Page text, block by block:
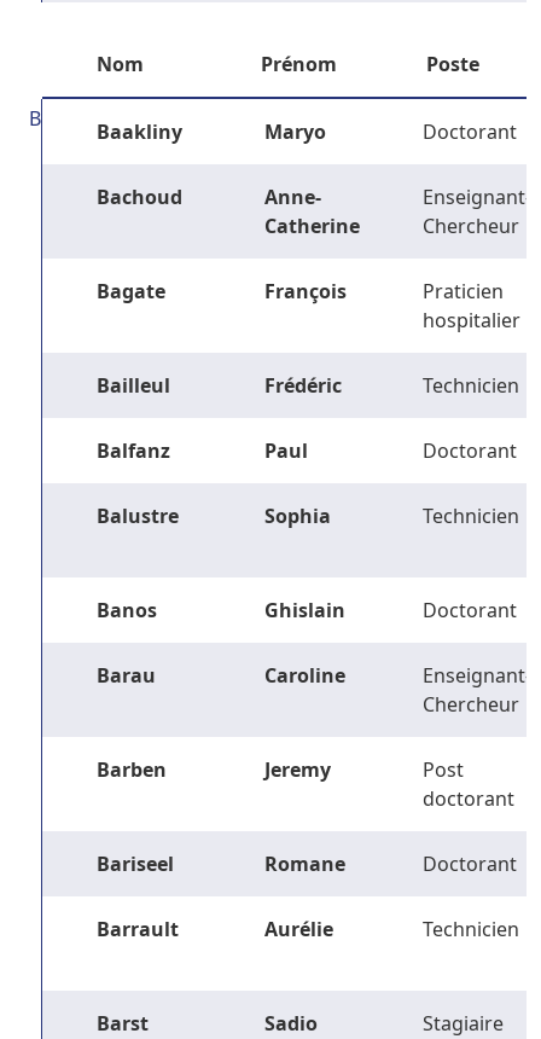
Nom Prénom Poste
B Baakliny Maryo Doctorant
Bachoud
Anne-
Catherine
Enseignant-
Chercheur
Bagate François
Praticien
hospitalier
Bailleul Frédéric Technicien
Balfanz Paul Doctorant
Balustre Sophia Technicien
Banos Ghislain Doctorant
Barau Caroline
Enseignant-
Chercheur
Barben Jeremy
Post
doctorant
Bariseel Romane Doctorant
Barrault Aurélie Technicien
Barst Sadio Stagiaire